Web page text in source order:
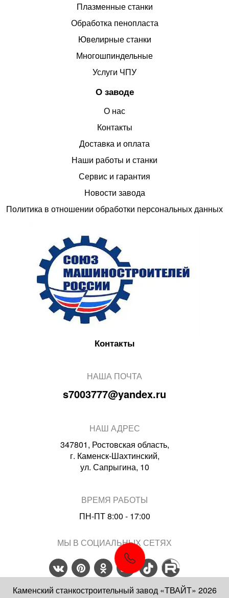
Плазменные станки
Обработка пенопласта
Ювелирные станки
Многошпиндельные
Услуги ЧПУ
О заводе
О нас
Контакты
Доставка и оплата
Наши работы и станки
Сервис и гарантия
Новости завода
Политика в отношении обработки персональных данных
Контакты
НАША ПОЧТА
s7003777@yandex.ru
НАШ АДРЕС
347801, Ростовская область,
г. Каменск-Шахтинский,
ул. Сапрыгина, 10
ВРЕМЯ РАБОТЫ
ПН-ПТ 8:00 - 17:00
МЫ В СОЦИАЛЬНЫХ СЕТЯХ
Каменский станкостроительный завод «ТВАЙТ» 2026